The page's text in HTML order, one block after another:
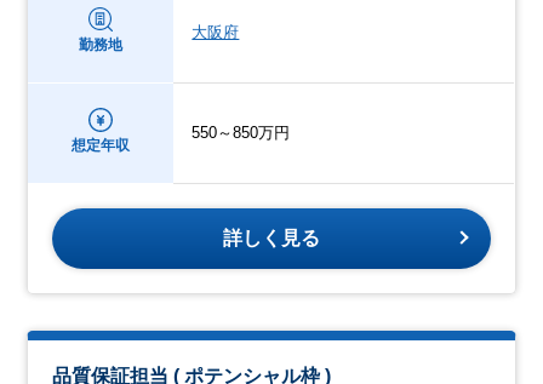
勤務地
大阪府
想定年収
550～850万円
詳しく見る
品質保証担当 ( ポテンシャル枠 )